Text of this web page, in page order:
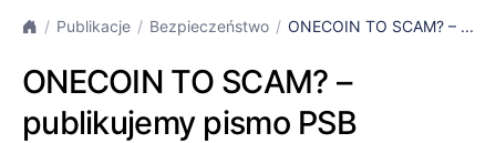
Publikacje Bezpieczeństwo ONECOIN TO SCAM? – ...
ONECOIN TO SCAM? –
publikujemy pismo PSB